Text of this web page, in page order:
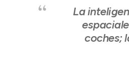
La
coches;